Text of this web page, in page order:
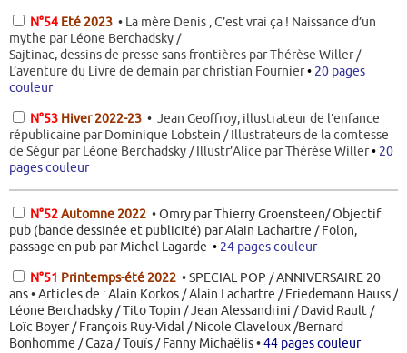
N°54 Eté2023 • La mère Denis , C’est vrai ça ! Naissance d’un
mythe par Léone Berchadsky /
Sajtinac, dessins de presse sans frontières par Thérèse Willer /
L’aventure du Livre de demain par christian Fournier• 20 pages
couleur
N°53 Hiver2022-23 • Jean Geoffroy, illustrateur de l’enfance
républicaine par Dominique Lobstein / Illustrateurs de la comtesse
de Ségur par Léone Berchadsky / Illustr’Alice par Thérèse Willer• 20
pages couleur
N°52Automne2022 • Omry par Thierry Groensteen/ Objectif
pub (bande dessinée et publicité) par Alain Lachartre / Folon,
passage en pub par Michel Lagarde • 24 pages couleur
N°51 Printemps-été 2022 • SPECIAL POP / ANNIVERSAIRE 20
ans • Articles de : Alain Korkos / Alain Lachartre / Friedemann Hauss /
Léone Berchadsky / Tito Topin / Jean Alessandrini / David Rault /
Loïc Boyer / François Ruy-Vidal / Nicole Claveloux /Bernard
Bonhomme / Caza / Touïs / Fanny Michaëlis •44 pages couleur